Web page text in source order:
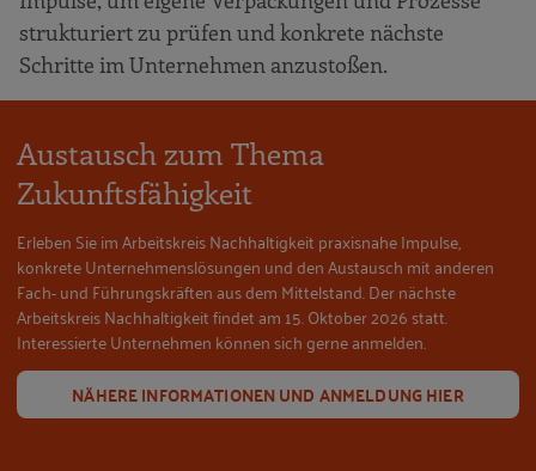
strukturiert zu prüfen und konkrete nächste
Schritte im Unternehmen anzustoßen.
Austausch zum Thema
Zukunftsfähigkeit
Erleben Sie im Arbeitskreis Nachhaltigkeit praxisnahe Impulse,
konkrete Unternehmenslösungen und den Austausch mit anderen
Fach- und Führungskräften aus dem Mittelstand. Der nächste
Arbeitskreis Nachhaltigkeit findet am 15. Oktober 2026 statt.
Interessierte Unternehmen können sich gerne anmelden.
NÄHERE INFORMATIONEN UND ANMELDUNG HIER